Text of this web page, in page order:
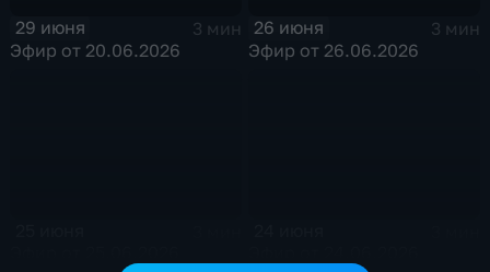
29 июня
3 мин
Эфир от 20.06.2026
26 июня
3 мин
Эфир от 26.06.2026